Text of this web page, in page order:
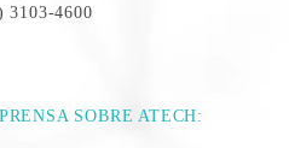
3103-4600
SOBRE ATECH: